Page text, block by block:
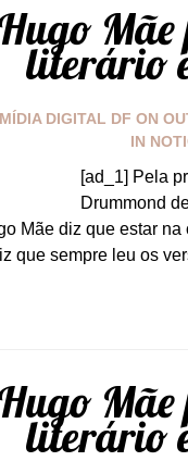
Mãe
literário
MÍDIA DIGITAL DF ON
IN
[ad_1] Pela
Drummond
Mãe diz que estar
que sempre leu os
Mãe
literário